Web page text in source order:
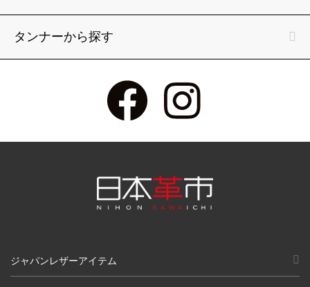
タンナーから探す
ジャパンレザーアイテム